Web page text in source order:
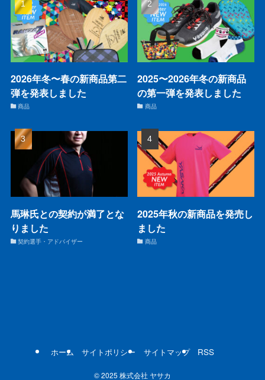
2026年冬〜春の新商品第二
弾を発表しました
商品
2025〜2026年冬の新商品
の第一弾を発表しました
商品
馬琳氏との契約が満了とな
りました
契約選手・アドバイザー
2025年秋の新商品を発売し
ました
商品